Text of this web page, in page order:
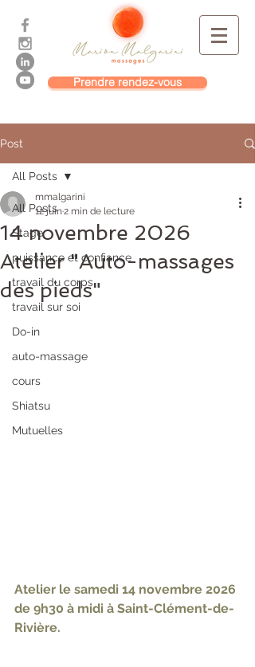
Prendre rendez-vous
Post
All Posts
Stage
puissance et confiance
travail du corps
travail sur soi
Do-in
auto-massage
cours
Shiatsu
Mutuelles
All Posts
14 novembre 2026
Atelier "Auto-massages
des pieds"
mmalgarini
12 juin2 min de lecture
Atelier le samedi 14 novembre 2026
de 9h30 à midi à Saint-Clément-de-
Rivière.